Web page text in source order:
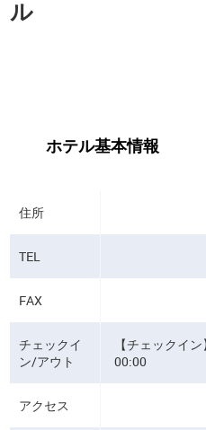
ル
ホテル基本情報
住所
TEL
FAX
チェックイ
ン/アウト
【チェックイ
00:00
アクセス